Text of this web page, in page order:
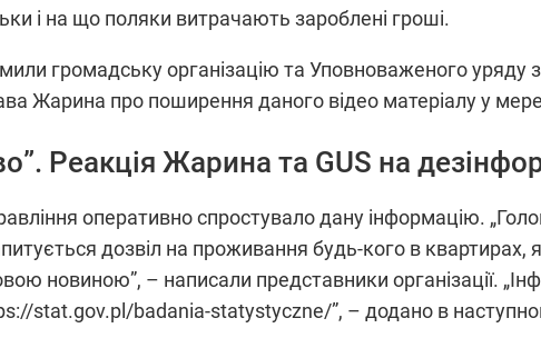
і на що поляки витрачають зароблені гроші.
громадську організацію та Уповноваженого уряду
Жарина про поширення даного відео матеріалу у
Реакція Жарина та GUS на
оперативно спростувало дану інформацію.
дозвіл на проживання будь-кого в квартирах,
новиною”, – написали представники організації.
stat.gov.pl/badania-statystyczne/”, – додано в